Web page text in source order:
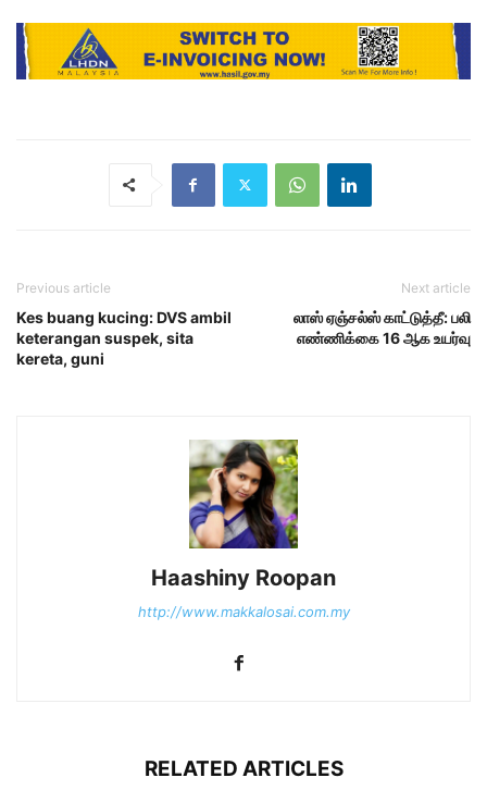
Previous article
Kes buang kucing: DVS ambil
keterangan suspek, sita
kereta, guni
Next article
லாஸ் ஏஞ்சல்ஸ் காட்டுத்தீ: பலி
எண்ணிக்கை 16 ஆக உயர்வு
Haashiny Roopan
http://www.makkalosai.com.my
RELATED ARTICLES